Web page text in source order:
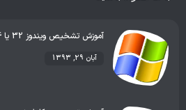
آموزش تشخيص ويندوز 32 يا 64
آبان 29, 1393